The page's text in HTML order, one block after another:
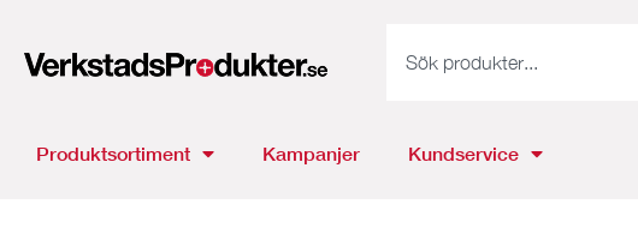
Produktsortiment Kampanjer Kundservice